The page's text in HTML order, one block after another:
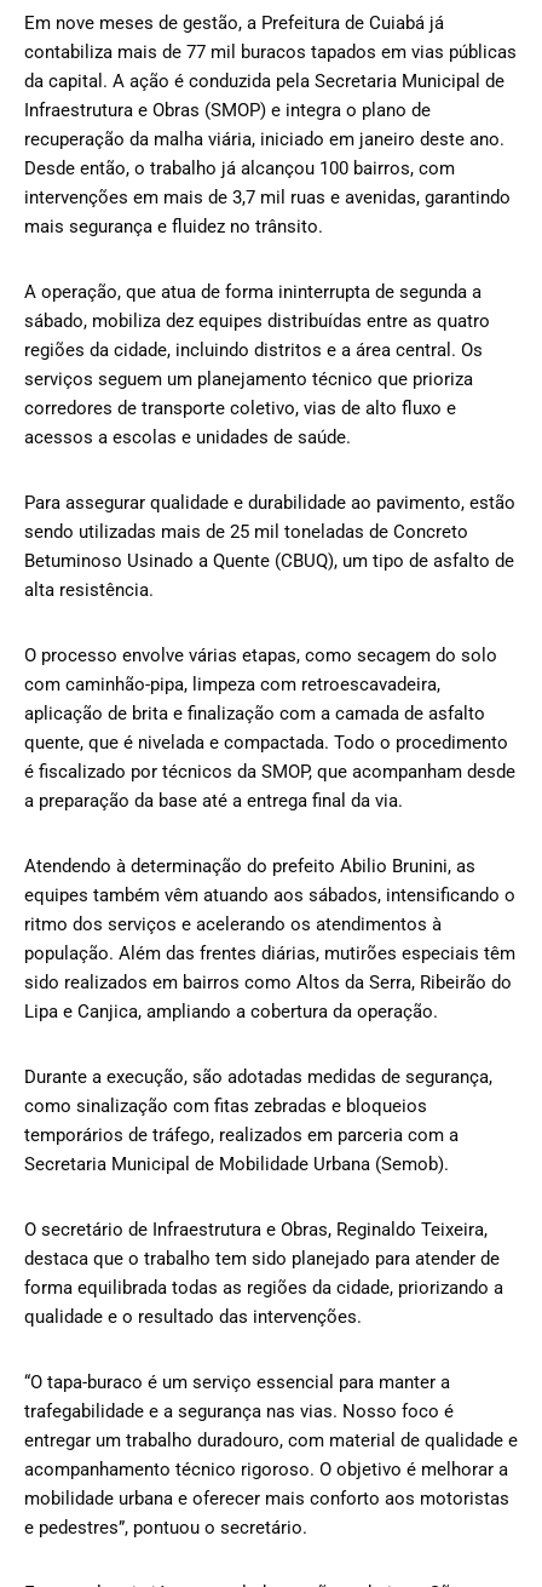
Em nove meses de gestão, a Prefeitura de Cuiabá já
contabiliza mais de 77 mil buracos tapados em vias públicas
da capital. A ação é conduzida pela Secretaria Municipal de
Infraestrutura e Obras (SMOP) e integra o plano de
recuperação da malha viária, iniciado em janeiro deste ano.
Desde então, o trabalho já alcançou 100 bairros, com
intervenções em mais de 3,7 mil ruas e avenidas, garantindo
mais segurança e fluidez no trânsito.
A operação, que atua de forma ininterrupta de segunda a
sábado, mobiliza dez equipes distribuídas entre as quatro
regiões da cidade, incluindo distritos e a área central. Os
serviços seguem um planejamento técnico que prioriza
corredores de transporte coletivo, vias de alto fluxo e
acessos a escolas e unidades de saúde.
Para assegurar qualidade e durabilidade ao pavimento, estão
sendo utilizadas mais de 25 mil toneladas de Concreto
Betuminoso Usinado a Quente (CBUQ), um tipo de asfalto de
alta resistência.
O processo envolve várias etapas, como secagem do solo
com caminhão-pipa, limpeza com retroescavadeira,
aplicação de brita e finalização com a camada de asfalto
quente, que é nivelada e compactada. Todo o procedimento
é fiscalizado por técnicos da SMOP, que acompanham desde
a preparação da base até a entrega final da via.
Atendendo à determinação do prefeito Abilio Brunini, as
equipes também vêm atuando aos sábados, intensificando o
ritmo dos serviços e acelerando os atendimentos à
população. Além das frentes diárias, mutirões especiais têm
sido realizados em bairros como Altos da Serra, Ribeirão do
Lipa e Canjica, ampliando a cobertura da operação.
Durante a execução, são adotadas medidas de segurança,
como sinalização com fitas zebradas e bloqueios
temporários de tráfego, realizados em parceria com a
Secretaria Municipal de Mobilidade Urbana (Semob).
O secretário de Infraestrutura e Obras, Reginaldo Teixeira,
destaca que o trabalho tem sido planejado para atender de
forma equilibrada todas as regiões da cidade, priorizando a
qualidade e o resultado das intervenções.
“O tapa-buraco é um serviço essencial para manter a
trafegabilidade e a segurança nas vias. Nosso foco é
entregar um trabalho duradouro, com material de qualidade e
acompanhamento técnico rigoroso. O objetivo é melhorar a
mobilidade urbana e oferecer mais conforto aos motoristas
e pedestres”, pontuou o secretário.